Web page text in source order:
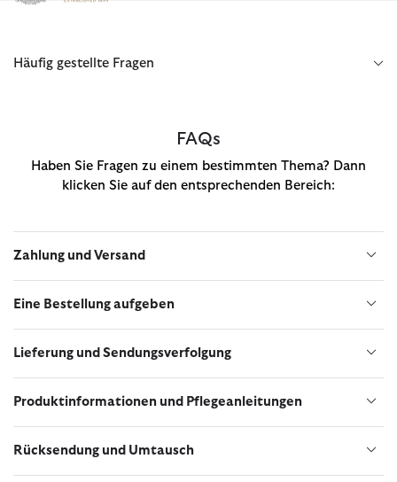
Klicken Sie hier, um unsere Barrierefreiheitserklärung
Häufig gestellte Fragen
FAQs
Haben Sie Fragen zu einem bestimmten Thema? Dann
klicken Sie auf den entsprechenden Bereich:
Zahlung und Versand
Eine Bestellung aufgeben
Lieferung und Sendungsverfolgung
Produktinformationen und Pflegeanleitungen
Rücksendung und Umtausch